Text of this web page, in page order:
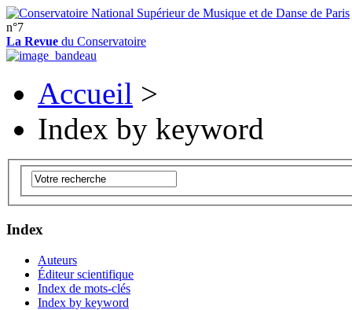
n°7
La Revue du Conservatoire
Accueil >
Index by keyword
Index
Auteurs
Éditeur scientifique
Index de mots-clés
Index by keyword